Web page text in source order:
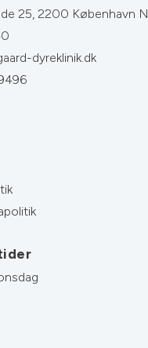
25, 2200 København N
dyreklinik.dk